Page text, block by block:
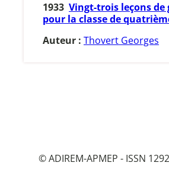
1933 Vingt-trois leçons de
pour la classe de
Auteur : Thovert Georges
© ADIREM-APMEP - ISSN